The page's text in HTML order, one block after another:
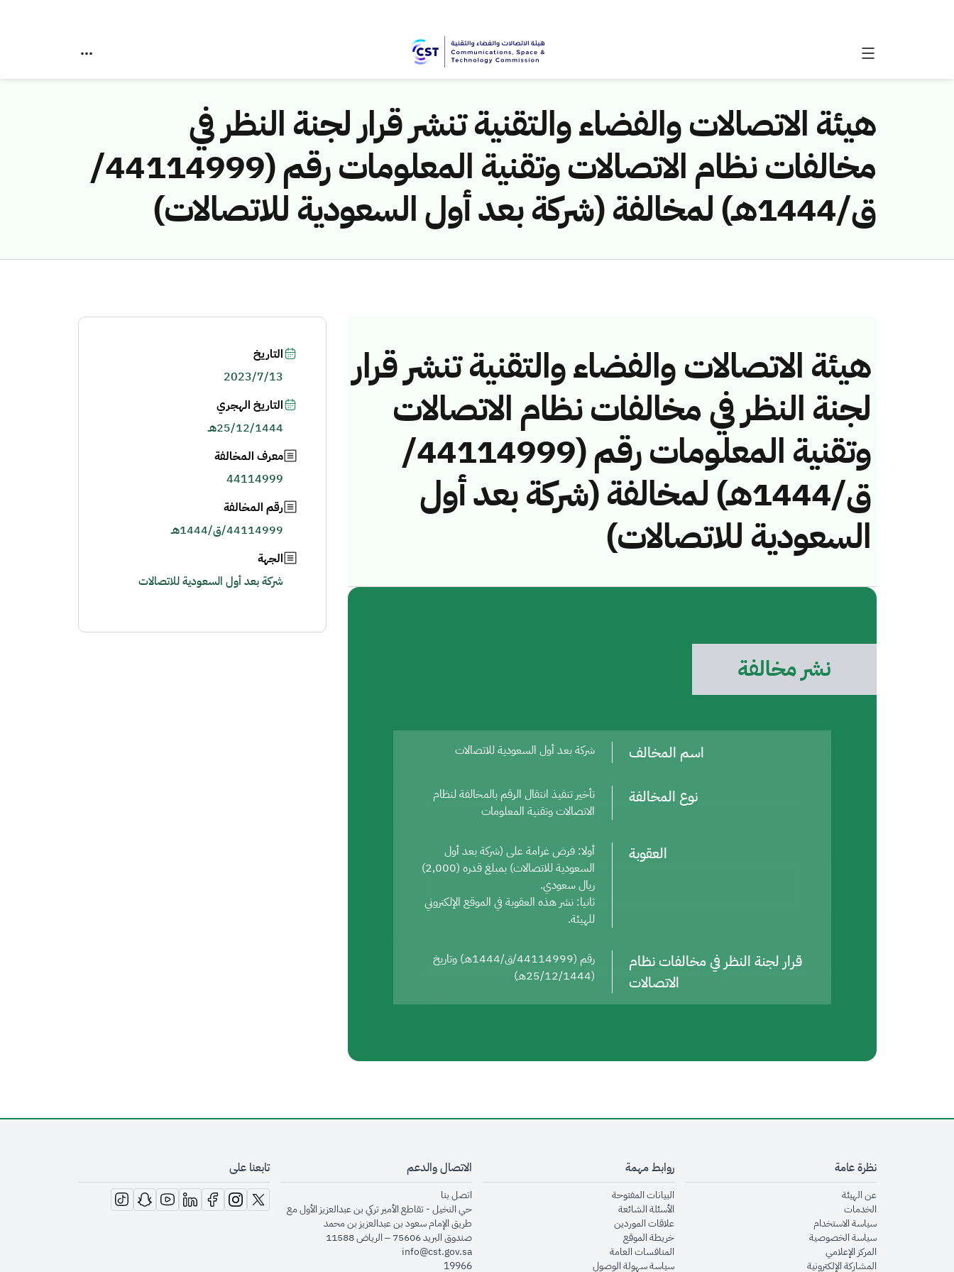
هيئة الاتصالات والفضاء والتقنية تنشر قرار لجنة النظر في
مخالفات نظام الاتصالات وتقنية المعلومات رقم (44114999/
ق/1444هـ) لمخالفة (شركة بعد أول السعودية للاتصالات)
هيئة الاتصالات والفضاء والتقنية تنشر قرار
لجنة النظر في مخالفات نظام الاتصالات
وتقنية المعلومات رقم (44114999/
ق/1444هـ) لمخالفة (شركة بعد أول
السعودية للاتصالات)
نشر مخالفة
اسم المخالف شركة بعد أول السعودية للاتصالات
نوع المخالفة
تأخير تنفيذ انتقال الرقم بالمخالفة لنظام
الاتصالات وتقنية المعلومات
العقوبة
أولا: فرض غرامة على (شركة بعد أول
السعودية للاتصالات) بمبلغ قدره (2,000)
ريال سعودي.
ثانيا: نشر هذه العقوبة في الموقع الإلكتروني
للهيئة.
قرار لجنة النظر في مخالفات نظام
الاتصالات
رقم (44114999/ق/1444هـ) وتاريخ
(25/12/1444هـ)
التاريخ
2023/7/13
التاريخ الهجري
25/12/1444هـ
معرف المخالفة
44114999
رقم المخالفة
44114999/ق/1444هـ
الجهة
شركة بعد أول السعودية للاتصالات
نظرة عامة
عن الهيئةopens in new window
الخدماتopens in new window
سياسة الاستخدام
سياسة الخصوصيةopens in new window
المركز الإعلاميopens in new window
المشاركة الإلكترونيةopens in new window
روابط مهمة
البيانات المفتوحةopens in new window
الأسئلة الشائعةopens in new window
علاقات الموردينopens in new window
خريطة الموقعopens in new window
المنافسات العامةopens in new window
سياسة سهولة الوصولopens in new window
الاتصال والدعم
اتصل بنا
حي النخيل - تقاطع الأمير تركي بن عبدالعزيز الأول مع
طريق الإمام سعود بن عبدالعزيز بن محمد
صندوق البريد 75606 – الرياض 11588
info@cst.gov.sa
19966
تابعنا على
opens in new window
opens in new window
opens in new window
opens in new window
opens in new window
opens in new window
opens in new window